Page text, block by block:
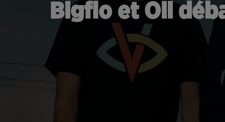
Bigflo et Oli